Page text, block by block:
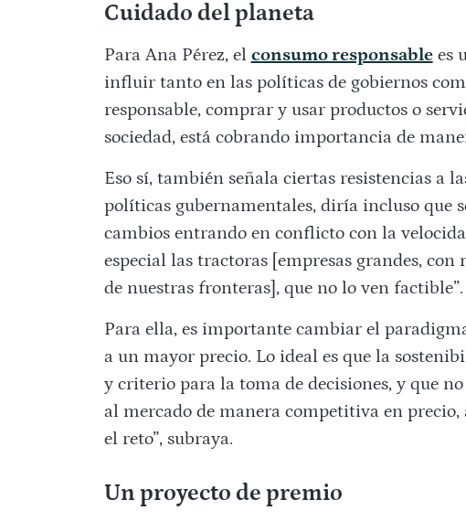
Cuidado del planeta
Para Ana Pérez, el consumo responsablees
influir tanto en las políticas de gobiernos
responsable, comprar y usar productos o
sociedad, está cobrando importancia de
Eso sí, también señala ciertas resistencias a
políticas gubernamentales, diría incluso que
cambios entrando en conflicto con la
especial las tractoras [empresas grandes,
de nuestras fronteras], que no lo ven factible”.
Para ella, es importante cambiar el
a un mayor precio. Lo ideal es que la
y criterio para la toma de decisiones, y que
al mercado de manera competitiva en
el reto”, subraya.
Un proyecto de premio